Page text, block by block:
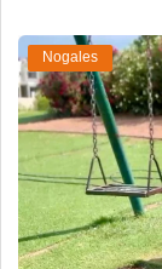
Nogales